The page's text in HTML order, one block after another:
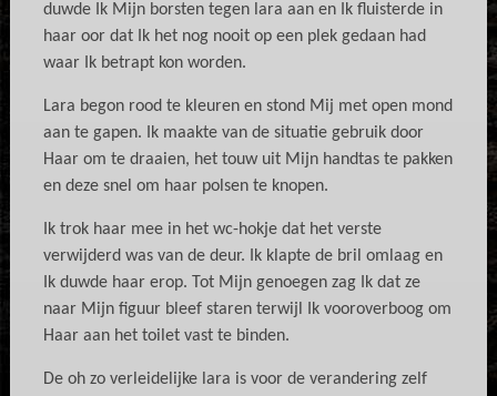
duwde Ik Mijn borsten tegen lara aan en Ik fluisterde in
haar oor dat Ik het nog nooit op een plek gedaan had
waar Ik betrapt kon worden.
Lara begon rood te kleuren en stond Mij met open mond
aan te gapen. Ik maakte van de situatie gebruik door
Haar om te draaien, het touw uit Mijn handtas te pakken
en deze snel om haar polsen te knopen.
Ik trok haar mee in het wc-hokje dat het verste
verwijderd was van de deur. Ik klapte de bril omlaag en
Ik duwde haar erop. Tot Mijn genoegen zag Ik dat ze
naar Mijn figuur bleef staren terwijl Ik vooroverboog om
Haar aan het toilet vast te binden.
De oh zo verleidelijke lara is voor de verandering zelf